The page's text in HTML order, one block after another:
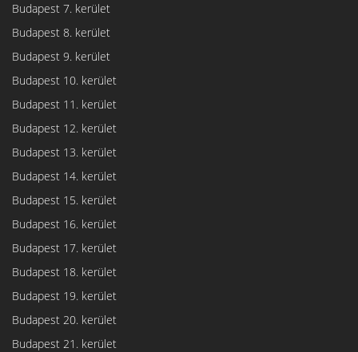
Budapest 7. kerület
Budapest 8. kerület
Budapest 9. kerület
Budapest 10. kerület
Budapest 11. kerület
Budapest 12. kerület
Budapest 13. kerület
Budapest 14. kerület
Budapest 15. kerület
Budapest 16. kerület
Budapest 17. kerület
Budapest 18. kerület
Budapest 19. kerület
Budapest 20. kerület
Budapest 21. kerület